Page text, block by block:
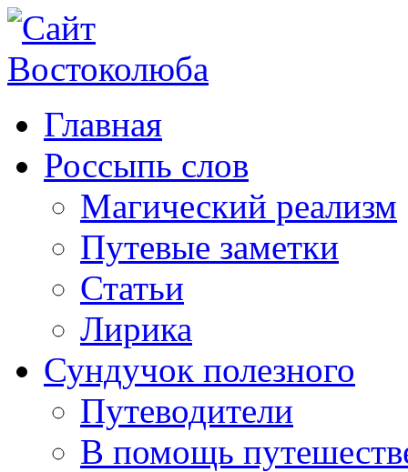
Главная
Россыпь слов
Магический реализм
Путевые заметки
Статьи
Лирика
Сундучок полезного
Путеводители
В помощь